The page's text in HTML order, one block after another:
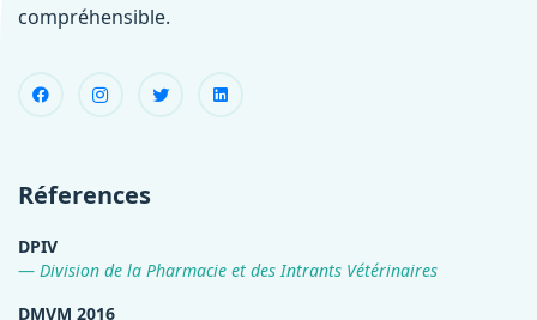
compréhensible.
Réferences
DPIV
Division de la Pharmacie et des Intrants Vétérinaires
DMVM 2016